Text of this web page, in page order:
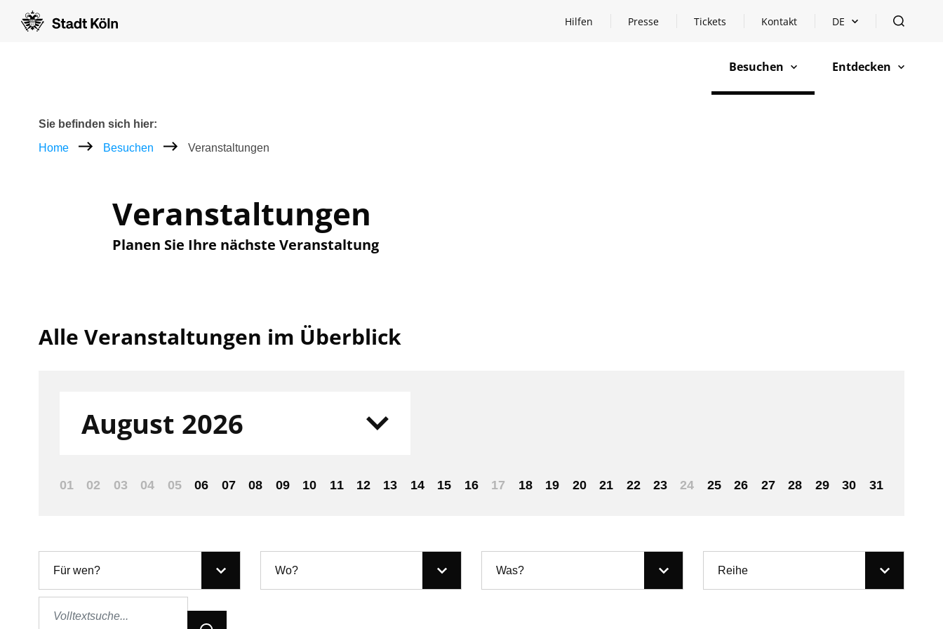
Hilfen
Hilfen öffnen Presse Tickets Kontakt Sprachauswahl öffnen
DE öffnen
Besuchen
öffnen Entdecken
öffnen
Breadcrumb
Sie befinden sich hier:
Home
Besuchen Veranstaltungen
Veranstaltungen
Planen Sie Ihre nächste Veranstaltung
Alle Veranstaltungen im Überblick
August 2026
01 02 03 04 05 06 07 08 09 10 11 12 13 14 15 16 17 18 19 20 21 22 23 24 25 26 27 28 29 30 31
Für wen? Wo? Was? Reihe